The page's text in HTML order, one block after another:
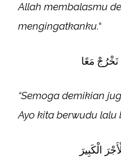
Allah membalasmu
mengingatkanku.“
نَخْرُجْ مَعًا
“Semoga demikian
Ayo kita berwudu lalu
الْكَبِيرَ